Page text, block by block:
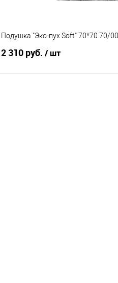
Подушка "Эко-пух Soft" 70*70 70/
2 310 руб. / шт